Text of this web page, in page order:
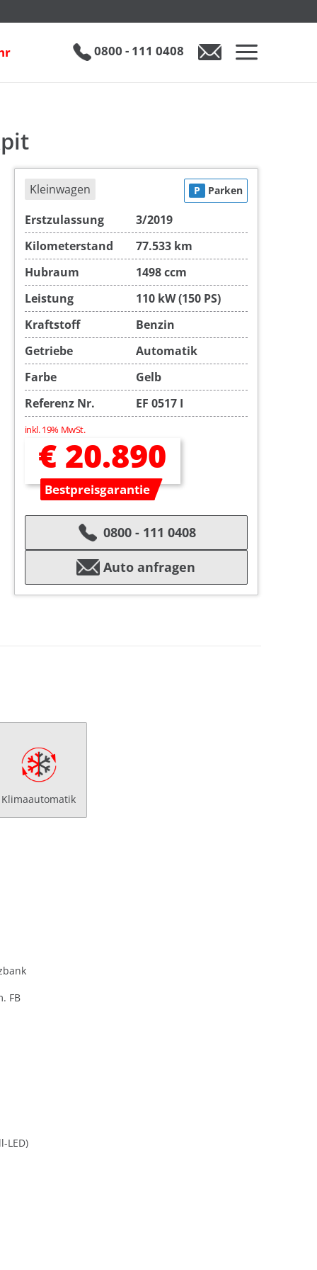
0800 - 111 0408
Kleinwagen P Parken
Erstzulassung
3/2019
Kilometerstand
77.533 km
Hubraum
1498 ccm
Leistung
110 kW (150 PS)
Kraftstoff
Benzin
Getriebe
Automatik
Farbe
Gelb
Referenz Nr.
EF 0517 I
inkl. 19% MwSt.
€ 20.890
Bestpreisgarantie
0800 - 111 0408
Auto anfragen
Klimaautomatik
FB
LED)